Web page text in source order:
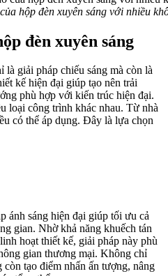
hộp đèn xuyên sáng với nhiều
đèn xuyên sáng
là giải pháp chiếu sáng mà còn là
kế hiện đại giúp tạo nên trải
phù hợp với kiến trúc hiện đại.
loại công trình khác nhau. Từ nhà
có thể áp dụng. Đây là lựa chọn
ánh sáng hiện đại giúp tối ưu cả
gian. Nhờ khả năng khuếch tán
hoạt thiết kế, giải pháp này phù
gian thương mại. Không chỉ
còn tạo điểm nhấn ấn tượng, nâng